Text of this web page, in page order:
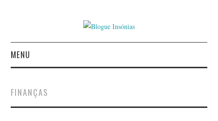
MENU
AUTORES
FINANÇAS